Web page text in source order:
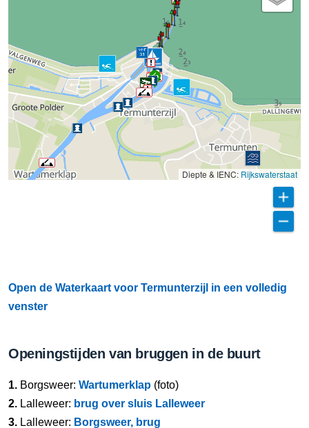
Diepte & IENC: Rijkswaterstaat
Open de Waterkaart voor Termunterzijl in een volledig
venster
Openingstijden van bruggen in de buurt
1. Borgsweer: Wartumerklap (foto)
2. Lalleweer: brug over sluis Lalleweer
3. Lalleweer: Borgsweer, brug